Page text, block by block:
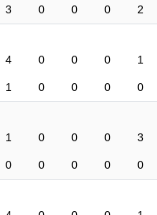
3 0 0 0 2
4 0 0 0 1
1 0 0 0 0
1 0 0 0 3
0 0 0 0 0